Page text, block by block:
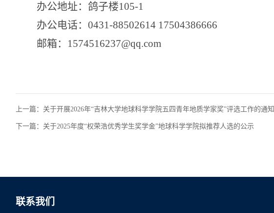
办公地址：鸽子楼105-1
办公电话： 0431-88502614 17504386666
邮箱： 1574516237@qq.com
上一篇： 关于开展2026年“吉林大学地球科学学院五四青年地质学家奖”评选工作的通知
下一篇： 关于2025年度“权荣浩优秀学生奖学金”地球科学学院拟推荐人选的公示
联系我们